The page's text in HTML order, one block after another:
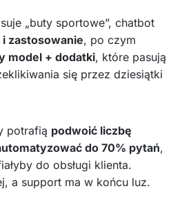
„buty sportowe”, chatbot
zastosowanie, po czym
model + dodatki, które pasują
się przez dziesiątki
potrafią podwoić liczbę
do 70% pytań,
do obsługi klienta.
a support ma w końcu luz.